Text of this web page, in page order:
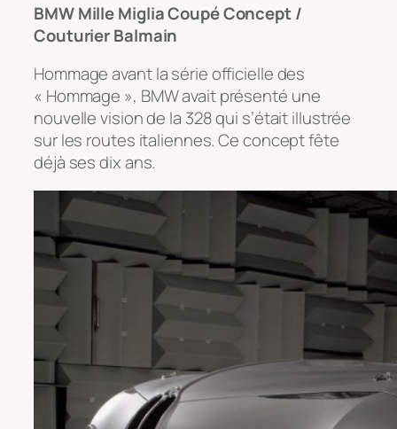
BMW Mille Miglia Coupé Concept /
Couturier Balmain
Hommage avant la série officielle des
« Hommage », BMW avait présenté une
nouvelle vision de la 328 qui s’était illustrée
sur les routes italiennes. Ce concept fête
déjà ses dix ans.